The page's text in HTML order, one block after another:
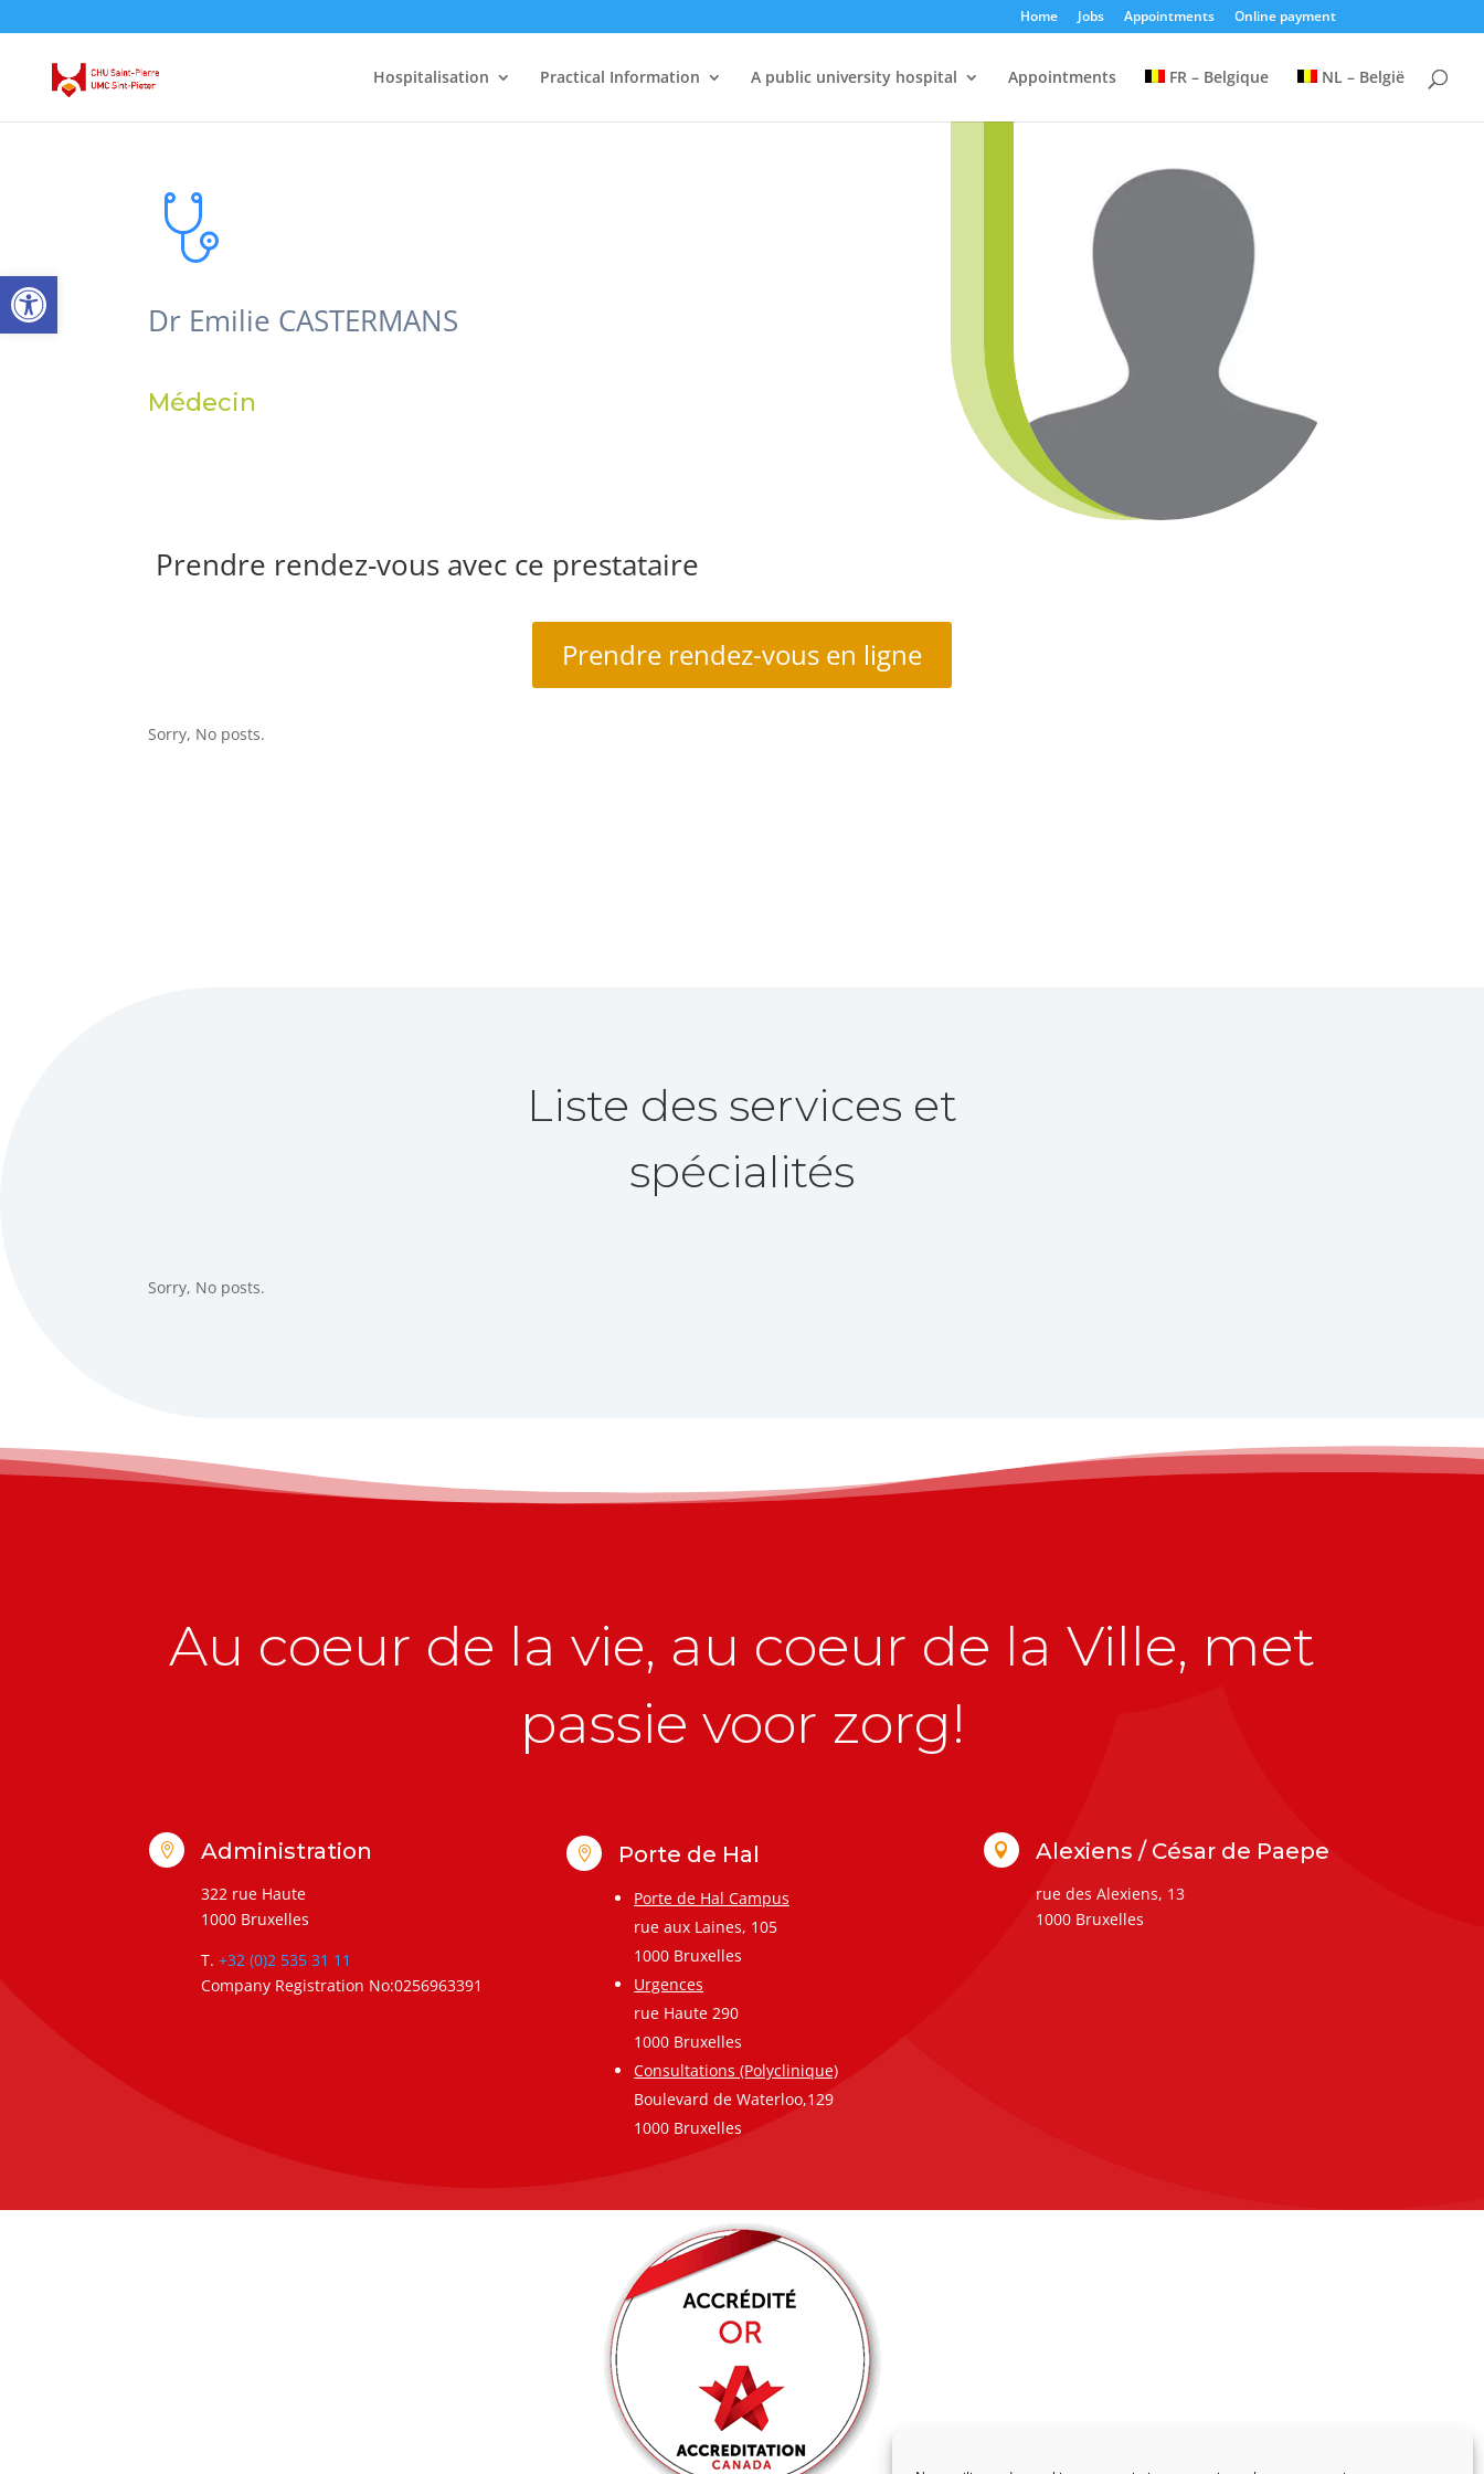
Open toolbar
Home Jobs Appointments Online payment
Hospitalisation Practical Information A public university hospital Appointments FR – Belgique NL – België
Dr Emilie CASTERMANS
Médecin
Prendre rendez-vous avec ce prestataire
Prendre rendez-vous en ligne
Sorry, No posts.
Liste des services et
spécialités
Sorry, No posts.
Au coeur de la vie, au coeur de la Ville, met
passie voor zorg!
 Administration
322 rue Haute
1000 Bruxelles
T. +32 (0)2 535 31 11
Company Registration No:0256963391
 Porte de Hal
Porte de Hal Campus
rue aux Laines, 105
1000 Bruxelles
Urgences
rue Haute 290
1000 Bruxelles
Consultations (Polyclinique)
Boulevard de Waterloo,129
1000 Bruxelles
 Alexiens / César de Paepe
rue des Alexiens, 13
1000 Bruxelles